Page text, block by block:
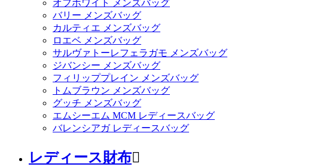
オフホワイト メンズバッグ
バリー メンズバッグ
カルティエ メンズバッグ
ロエベ メンズバッグ
サルヴァトーレフェラガモ メンズバッグ
ジバンシー メンズバッグ
フィリッププレイン メンズバッグ
トムブラウン メンズバッグ
グッチ メンズバッグ
エムシーエム MCM レディースバッグ
バレンシアガ レディースバッグ
レディース財布